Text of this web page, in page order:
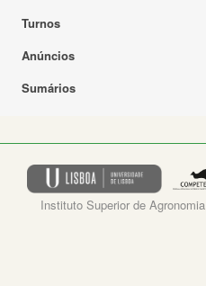
Turnos
Anúncios
Sumários
Instituto Superior de Agronomia